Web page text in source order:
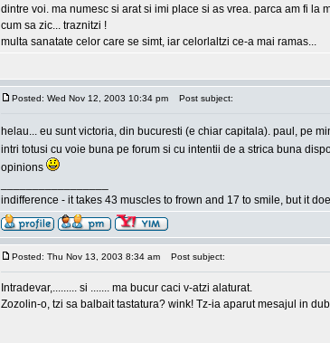
dintre voi. ma numesc si arat si imi place si as vrea. parca am fi
cum sa zic... traznitzi !
multa sanatate celor care se simt, iar celorlaltzi ce-a mai ramas...
Posted: Wed Nov 12, 2003 10:34 pm Post subject:
helau... eu sunt victoria, din bucuresti (e chiar capitala). paul, pe
intri totusi cu voie buna pe forum si cu intentii de a strica buna
opinions
indifference - it takes 43 muscles to frown and 17 to smile, but it
Posted: Thu Nov 13, 2003 8:34 am Post subject:
Intradevar,......... si ....... ma bucur caci v-atzi alaturat.
Zozolin-o, tzi sa balbait tastatura? wink! Tz-ia aparut mesajul in